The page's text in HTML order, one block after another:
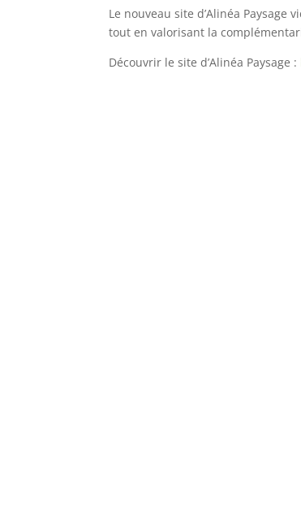
Le nouveau site d’Alinéa
tout en valorisant la
Découvrir le site d’Alinéa Paysage :